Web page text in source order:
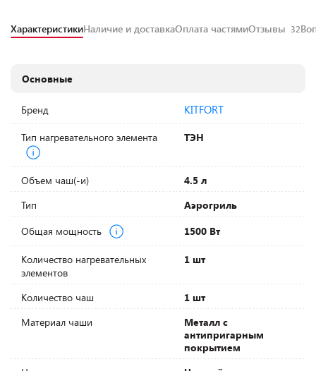
ХарактеристикиНаличие и доставкаОплата частямиОтзывы 32
Основные
Бренд KITFORT
Тип нагревательного элемента ТЭН
Объем чаш(-и)
4.5 л
Тип
Аэрогриль
Общая мощность
1500 Вт
Количество нагревательных
элементов
1 шт
Количество чаш
1 шт
Материал чаши
Металл с
антипригарным
покрытием